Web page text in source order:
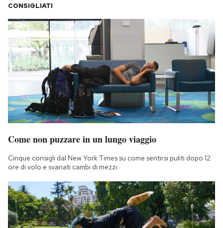
CONSIGLIATI
Come non puzzare in un lungo viaggio
Cinque consigli dal New York Times su come sentirsi puliti dopo 12
ore di volo e svariati cambi di mezzi